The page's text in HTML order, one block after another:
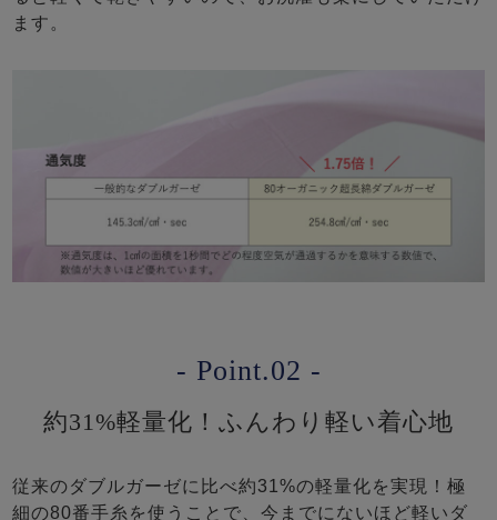
ます。
- Point.02 -
約31%軽量化！ふんわり軽い着心地
従来のダブルガーゼに比べ約31%の軽量化を実現！極
細の80番手糸を使うことで、今までにないほど軽いダ